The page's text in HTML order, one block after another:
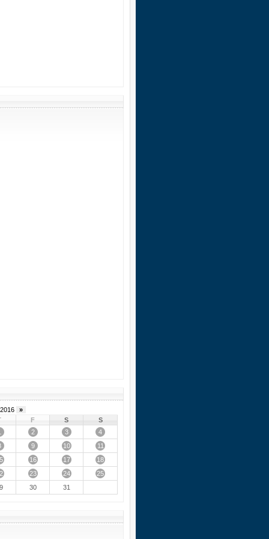
»
F S
S
2 3
4
9 10
11
16 17
18
23 24
25
30 31